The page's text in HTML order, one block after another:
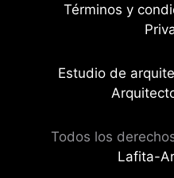
Términos y
Estudio de
Todos los
Lafita-